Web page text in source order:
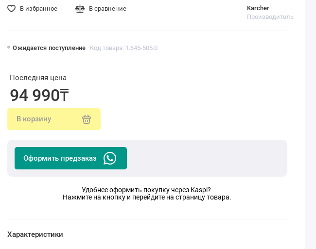
Ожидается поступление Код товара: 1.645-505.0
Karcher
Производитель
Последняя цена
94 990₸
В корзину
Оформить предзаказ
Удобнее оформить покупку через Kaspi?
Нажмите на кнопку и перейдите на страницу товара.
В избранное В сравнение
Характеристики